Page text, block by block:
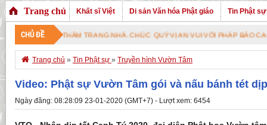
Trang chủ Khất sĩ Việt Di sản Văn hóa Phật giáo Tin Phật sự
CHỦ ĐỀ
THĂM TRANG NHÀ. CHÚC QUÝ VỊ AN VUI VỚI PHÁP BẢO CAO QUÝ !
 Trang chủ » Tin Phật sự » Truyền hình Vườn Tâm
Video: Phật sự Vườn Tâm gói và nấu bánh tét
Ngày đăng: 08:28:09 23-01-2020 (GMT+7) - Lượt xem: 6454